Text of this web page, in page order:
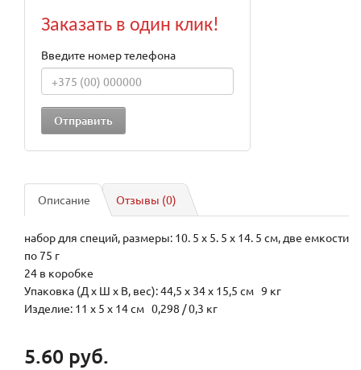
Заказать в один клик!
Введите номер телефона
Описание Отзывы (0)
набор для специй, размеры: 10. 5 x 5. 5 x 14. 5 см, две емкости
по 75 г
24 в коробке
Упаковка (Д х Ш х В, вес): 44,5 x 34 x 15,5 см 9 кг
Изделие: 11 x 5 x 14 см 0,298 / 0,3 кг
5.60 руб.